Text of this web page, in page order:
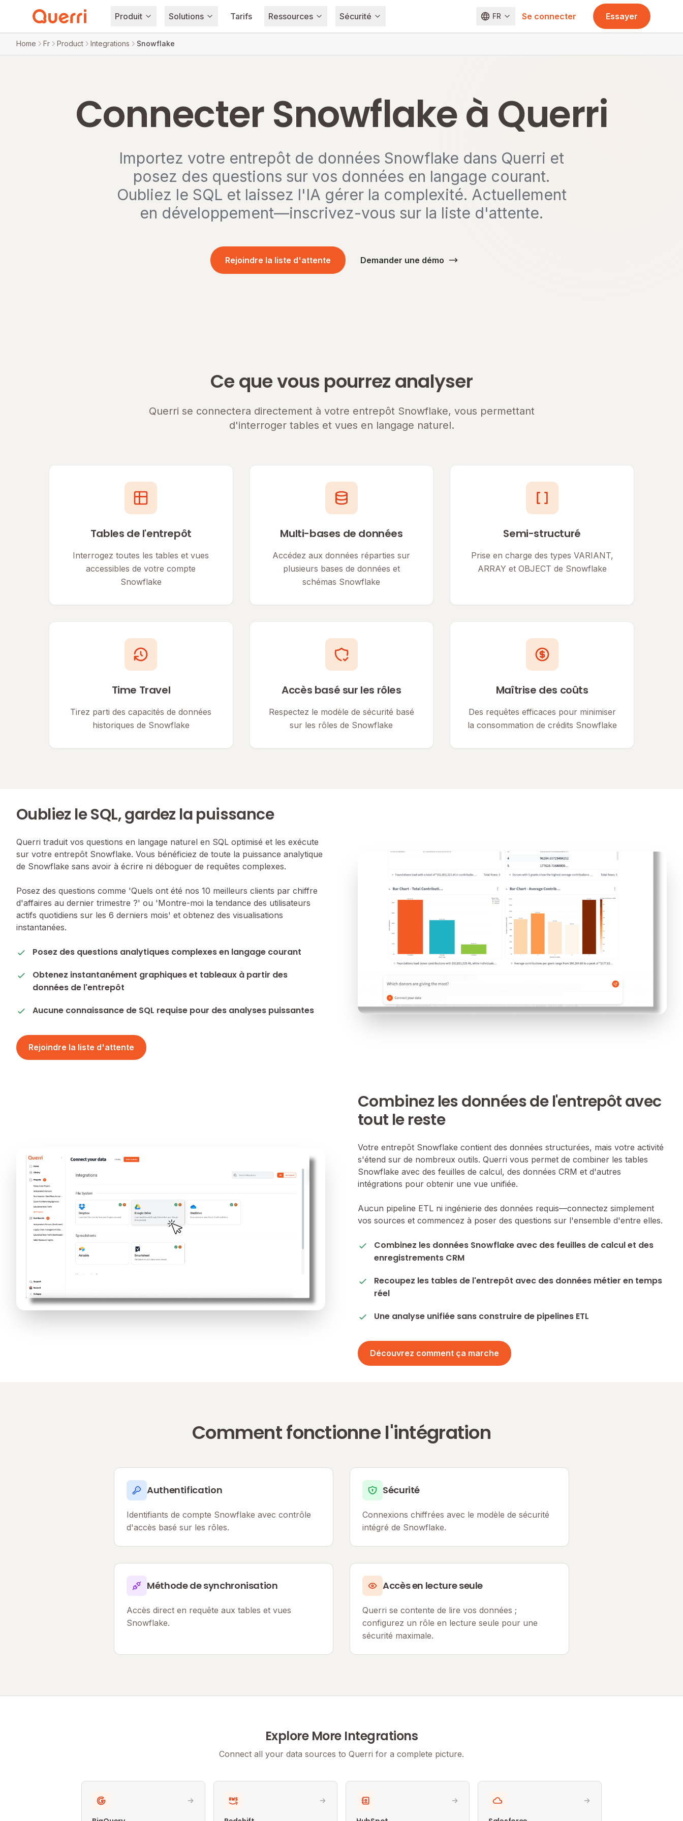
Skip to content
Produit Solutions Tarifs Ressources Sécurité FR Se connecter Essayer
Home Fr Product Integrations Snowflake
Connecter Snowflake à Querri
Importez votre entrepôt de données Snowflake dans Querri et
posez des questions sur vos données en langage courant.
Oubliez le SQL et laissez l'IA gérer la complexité. Actuellement
en développement—inscrivez-vous sur la liste d'attente.
Rejoindre la liste d'attente Demander une démo
Ce que vous pourrez analyser
Querri se connectera directement à votre entrepôt Snowflake, vous permettant
d'interroger tables et vues en langage naturel.
Tables de l'entrepôt
Interrogez toutes les tables et vues
accessibles de votre compte
Snowflake
Multi-bases de données
Accédez aux données réparties sur
plusieurs bases de données et
schémas Snowflake
Semi-structuré
Prise en charge des types VARIANT,
ARRAY et OBJECT de Snowflake
Time Travel
Tirez parti des capacités de données
historiques de Snowflake
Accès basé sur les rôles
Respectez le modèle de sécurité basé
sur les rôles de Snowflake
Maîtrise des coûts
Des requêtes efficaces pour minimiser
la consommation de crédits Snowflake
Oubliez le SQL, gardez la puissance
Querri traduit vos questions en langage naturel en SQL optimisé et les exécute
sur votre entrepôt Snowflake. Vous bénéficiez de toute la puissance analytique
de Snowflake sans avoir à écrire ni déboguer de requêtes complexes.
Posez des questions comme 'Quels ont été nos 10 meilleurs clients par chiffre
d'affaires au dernier trimestre ?' ou 'Montre-moi la tendance des utilisateurs
actifs quotidiens sur les 6 derniers mois' et obtenez des visualisations
instantanées.
Posez des questions analytiques complexes en langage courant
Obtenez instantanément graphiques et tableaux à partir des
données de l'entrepôt
Aucune connaissance de SQL requise pour des analyses puissantes
Rejoindre la liste d'attente
Combinez les données de l'entrepôt avec
tout le reste
Votre entrepôt Snowflake contient des données structurées, mais votre activité
s'étend sur de nombreux outils. Querri vous permet de combiner les tables
Snowflake avec des feuilles de calcul, des données CRM et d'autres
intégrations pour obtenir une vue unifiée.
Aucun pipeline ETL ni ingénierie des données requis—connectez simplement
vos sources et commencez à poser des questions sur l'ensemble d'entre elles.
Combinez les données Snowflake avec des feuilles de calcul et des
enregistrements CRM
Recoupez les tables de l'entrepôt avec des données métier en temps
réel
Une analyse unifiée sans construire de pipelines ETL
Découvrez comment ça marche
Comment fonctionne l'intégration
Authentification
Identifiants de compte Snowflake avec contrôle
d'accès basé sur les rôles.
Sécurité
Connexions chiffrées avec le modèle de sécurité
intégré de Snowflake.
Méthode de synchronisation
Accès direct en requête aux tables et vues
Snowflake.
Accès en lecture seule
Querri se contente de lire vos données ;
configurez un rôle en lecture seule pour une
sécurité maximale.
Explore More Integrations
Connect all your data sources to Querri for a complete picture.